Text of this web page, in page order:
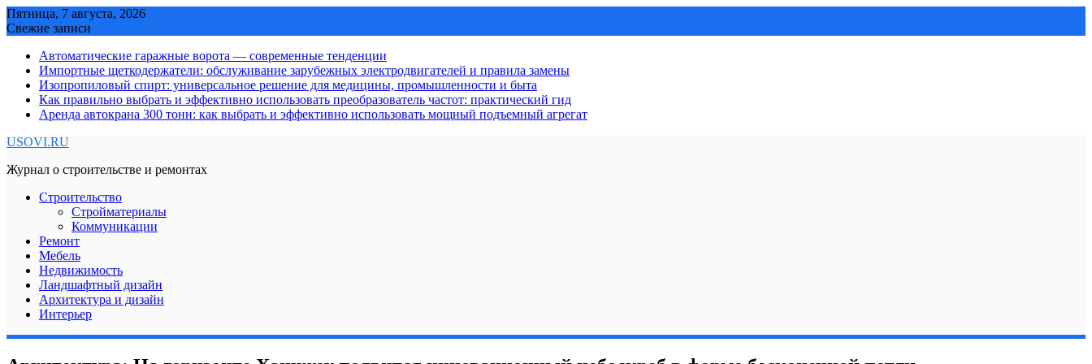
Skip
to
Пятница, 7 августа, 2026
Свежие записи
Автоматические гаражные ворота — современные тенденции
Импортные щеткодержатели: обслуживание зарубежных электродвигателей и правила замены
Изопропиловый спирт: универсальное решение для медицины, промышленности и быта
Как правильно выбрать и эффективно использовать преобразователь частот: практический гид
Аренда автокрана 300 тонн: как выбрать и эффективно использовать мощный подъемный агрегат
USOVI.RU
Журнал о строительстве и ремонтах
Строительство
Стройматериалы
Коммуникации
Ремонт
Мебель
Недвижимость
Ландшафтный дизайн
Архитектура и дизайн
Интерьер